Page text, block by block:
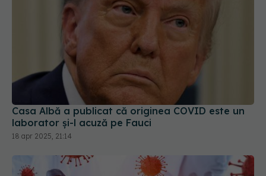
Casa Albă a publicat că originea COVID este un
laborator și-l acuză pe Fauci
18 apr 2025, 21:14